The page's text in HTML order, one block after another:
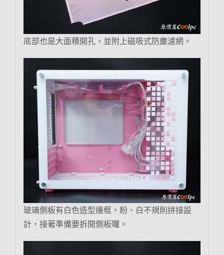
底部也是大面積開孔，並附上磁吸式防塵濾網。
玻璃側板有白色造型邊框，粉、白不規則拼接設
計，接著準備要拆開側板囉。